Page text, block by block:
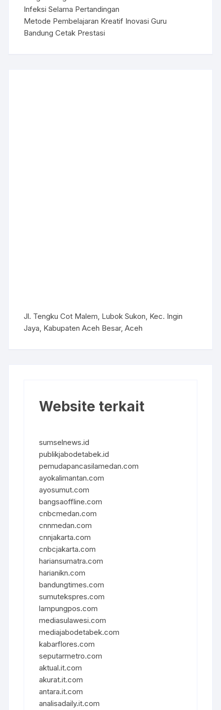
Infeksi Selama Pertandingan
Metode Pembelajaran Kreatif Inovasi Guru
Bandung Cetak Prestasi
Jl. Tengku Cot Malem, Lubok Sukon, Kec. Ingin
Jaya, Kabupaten Aceh Besar, Aceh
Website terkait
sumselnews.id
publikjabodetabek.id
pemudapancasilamedan.com
ayokalimantan.com
ayosumut.com
bangsaoffline.com
cnbcmedan.com
cnnmedan.com
cnnjakarta.com
cnbcjakarta.com
hariansumatra.com
harianikn.com
bandungtimes.com
sumutekspres.com
lampungpos.com
mediasulawesi.com
mediajabodetabek.com
kabarflores.com
seputarmetro.com
aktual.it.com
akurat.it.com
antara.it.com
analisadaily.it.com